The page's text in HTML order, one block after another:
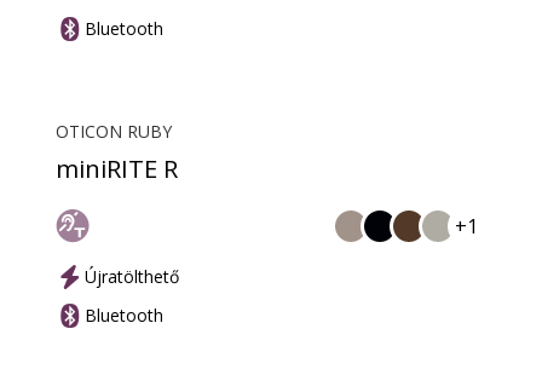
Bluetooth
OTICON RUBY
miniRITE R
+1
Újratölthető
Bluetooth